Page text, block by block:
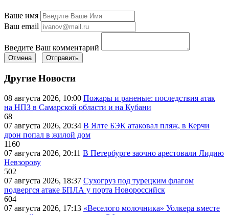
Ваше имя
Ваш email
Введите Ваш комментарий
Отмена Отправить
Другие Новости
08 августа 2026, 10:00 Пожары и раненые: последствия атак
на НПЗ в Самарской области и на Кубани
68
07 августа 2026, 20:34 В Ялте БЭК атаковал пляж, в Керчи
дрон попал в жилой дом
1160
07 августа 2026, 20:11 В Петербурге заочно арестовали Лидию
Невзорову
502
07 августа 2026, 18:37 Сухогруз под турецким флагом
подвергся атаке БПЛА у порта Новороссийск
604
07 августа 2026, 17:13 «Веселого молочника» Уолкера вместе